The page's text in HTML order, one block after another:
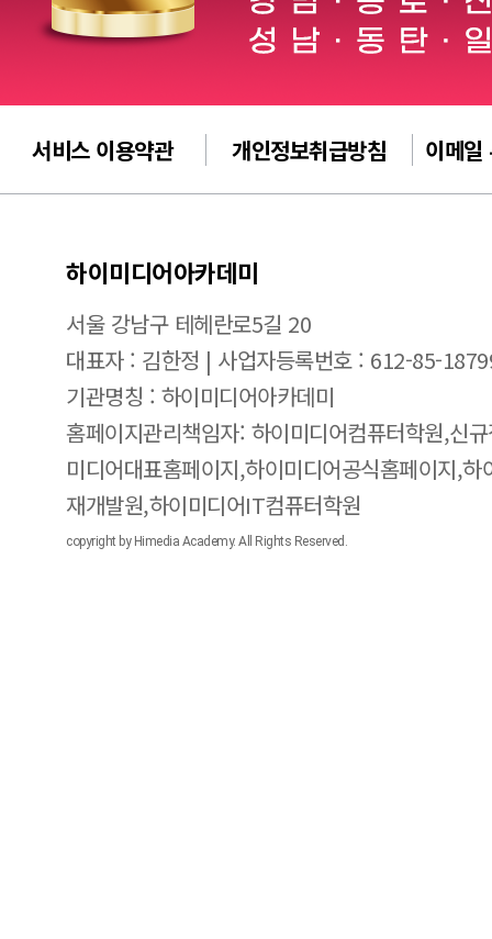
서비스 이용약관 개인정보취급방침 이메일
하이미디어아카데미
서울 강남구 테헤란로5길 20
대표자 : 김한정 | 사업자등록번호 : 612-85-
기관명칭 : 하이미디어아카데미
홈페이지관리책임자: 하이미디어컴퓨터학원,신
미디어대표홈페이지,하이미디어공식홈페이지,
재개발원,하이미디어IT컴퓨터학원
copyright by Himedia Academy. All Rights Reserved.